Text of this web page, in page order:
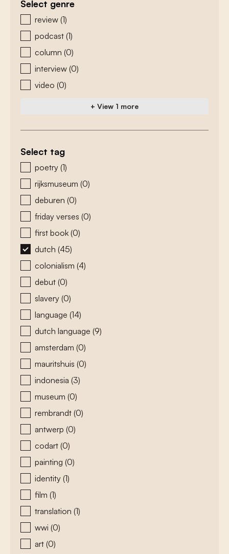
Select genre
zoeken - genre
review (1)
podcast (1)
column (0)
interview (0)
video (0)
+ View 1 more
Select tag
zoeken - tags
poetry (1)
rijksmuseum (0)
deburen (0)
friday verses (0)
first book (0)
dutch (45)
colonialism (4)
debut (0)
slavery (0)
language (14)
dutch language (9)
amsterdam (0)
mauritshuis (0)
indonesia (3)
museum (0)
rembrandt (0)
antwerp (0)
codart (0)
painting (0)
identity (1)
film (1)
translation (1)
wwi (0)
art (0)